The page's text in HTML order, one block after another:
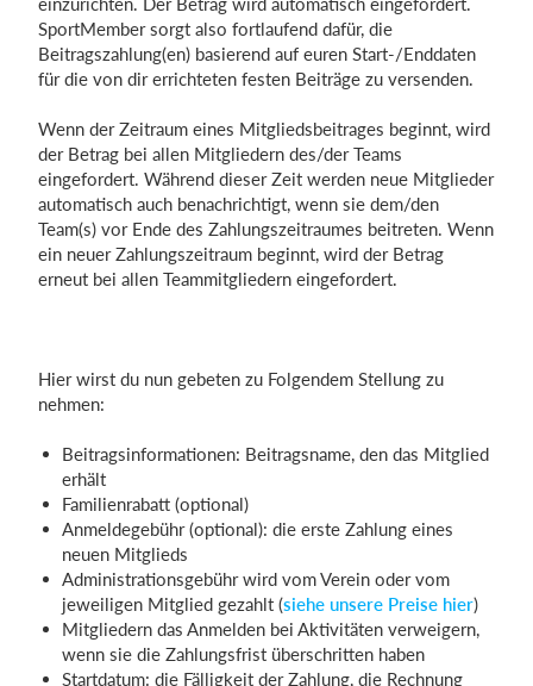
SportMember sorgt also fortlaufend dafür, die
Beitragszahlung(en) basierend auf euren Start-/Enddaten
für die von dir errichteten festen Beiträge zu versenden.
Wenn der Zeitraum eines Mitgliedsbeitrages beginnt, wird
der Betrag bei allen Mitgliedern des/der Teams
eingefordert. Während dieser Zeit werden neue Mitglieder
automatisch auch benachrichtigt, wenn sie dem/den
Team(s) vor Ende des Zahlungszeitraumes beitreten. Wenn
ein neuer Zahlungszeitraum beginnt, wird der Betrag
erneut bei allen Teammitgliedern eingefordert.
Hier wirst du nun gebeten zu Folgendem Stellung zu
nehmen:
Beitragsinformationen: Beitragsname, den das Mitglied
erhält
Familienrabatt (optional)
Anmeldegebühr (optional): die erste Zahlung eines
neuen Mitglieds
Administrationsgebühr wird vom Verein oder vom
jeweiligen Mitglied gezahlt (siehe unsere Preise hier)
Mitgliedern das Anmelden bei Aktivitäten verweigern,
wenn sie die Zahlungsfrist überschritten haben
Startdatum: die Fälligkeit der Zahlung, die Rechnung